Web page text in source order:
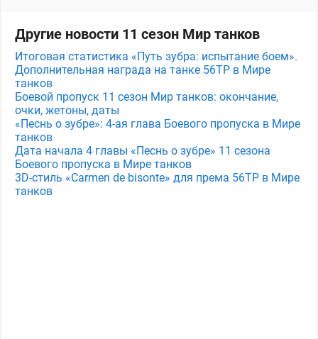
Другие новости 11 сезон Мир танков
Итоговая статистика «Путь зубра: испытание боем».
Дополнительная награда на танке 56TP в Мире
танков
Боевой пропуск 11 сезон Мир танков: окончание,
очки, жетоны, даты
«Песнь о зубре»: 4-ая глава Боевого пропуска в Мире
танков
Дата начала 4 главы «Песнь о зубре» 11 сезона
Боевого пропуска в Мире танков
3D-стиль «Carmen de bisonte» для према 56TP в Мире
танков